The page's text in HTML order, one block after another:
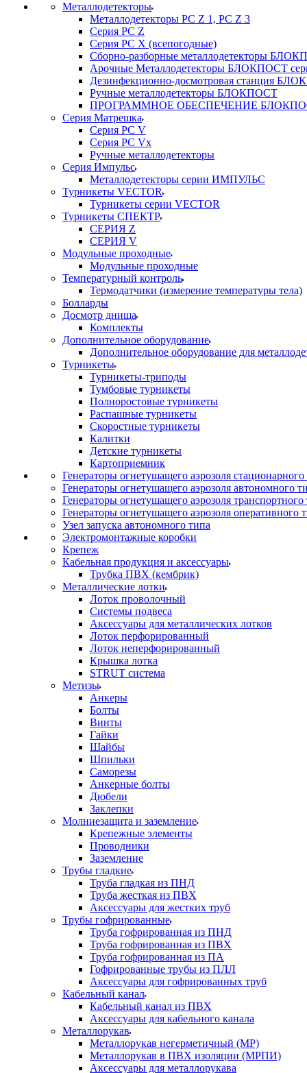
Металлодетекторы
Металлодетекторы РС Z 1, PC Z 3
Серия РС Z
Серия РС X (всепогодные)
Сборно-разборные металлодетекторы
Арочные Металлодетекторы БЛОКПОСТ
Дезинфекционно-досмотровая станция
Ручные металлодетекторы БЛОКПОСТ
ПРОГРАММНОЕ ОБЕСПЕЧЕНИЕ
Серия Матрешка
Серия PC V
Серия PC Vx
Ручные металлодетекторы
Серия Импульс
Металлодетекторы серии ИМПУЛЬС
Турникеты VECTOR
Турникеты серии VECTOR
Турникеты СПЕКТР
СЕРИЯ Z
СЕРИЯ V
Модульные проходные
Модульные проходные
Температурный контроль
Термодатчики (измерение температуры тела)
Болларды
Досмотр днища
Комплекты
Дополнительное оборудование
Дополнительное оборудование для
Турникеты
Турникеты-триподы
Тумбовые турникеты
Полноростовые турникеты
Распашные турникеты
Скоростные турникеты
Калитки
Детские турникеты
Картоприемник
Генераторы огнетушащего аэрозоля стационарного
Генераторы огнетушащего аэрозоля автономного
Генераторы огнетушащего аэрозоля транспортного
Генераторы огнетушащего аэрозоля оперативного
Узел запуска автономного типа
Электромонтажные коробки
Крепеж
Кабельная продукция и аксессуары
Трубка ПВХ (кембрик)
Металлические лотки
Лоток проволочный
Системы подвеса
Аксессуары для металлических лотков
Лоток перфорированный
Лоток неперфорированный
Крышка лотка
STRUT система
Метизы
Анкеры
Болты
Винты
Гайки
Шайбы
Шпильки
Саморезы
Анкерные болты
Дюбели
Заклепки
Молниезащита и заземление
Крепежные элементы
Проводники
Заземление
Трубы гладкие
Труба гладкая из ПНД
Труба жесткая из ПВХ
Аксессуары для жестких труб
Трубы гофрированные
Труба гофрированная из ПНД
Труба гофрированная из ПВХ
Труба гофрированная из ПА
Гофрированные трубы из ПЛЛ
Аксессуары для гофрированных труб
Кабельный канал
Кабельный канал из ПВХ
Аксессуары для кабельного канала
Металлорукав
Металлорукав негерметичный (МР)
Металлорукав в ПВХ изоляции (МРПИ)
Аксессуары для металлорукава